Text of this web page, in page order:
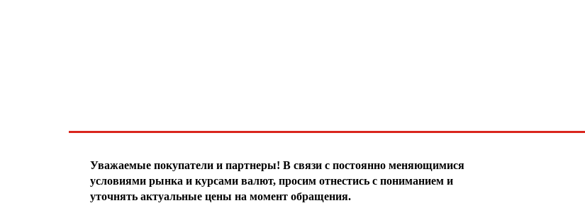
Уважаемые покупатели и партнеры! В связи с постоянно меняющимися
условиями рынка и курсами валют, просим отнестись с пониманием и
уточнять актуальные цены на момент обращения.